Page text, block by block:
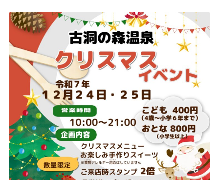
Contact
とやま古洞の森
〒930-0158 富山県富山市池多1044
Tel.076-481-7257
お問合せフォーム
@furudo no mori .All Right Reserved.